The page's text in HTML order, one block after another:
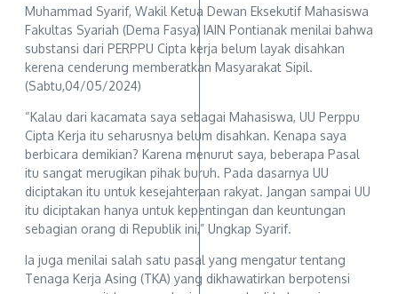
Muhammad Syarif, Wakil Ketua Dewan Eksekutif Mahasiswa
Fakultas Syariah (Dema Fasya) IAIN Pontianak menilai bahwa
substansi dari PERPPU Cipta kerja belum layak disahkan
kerena cenderung memberatkan Masyarakat Sipil.
(Sabtu,04/05/2024)
“Kalau dari kacamata saya sebagai Mahasiswa, UU Perppu
Cipta Kerja itu seharusnya belum disahkan. Kenapa saya
berbicara demikian? Karena menurut saya, beberapa Pasal
itu sangat merugikan pihak buruh. Pada dasarnya UU
diciptakan itu untuk kesejahteraan rakyat. Jangan sampai UU
itu diciptakan hanya untuk kepentingan dan keuntungan
sebagian orang di Republik ini,” Ungkap Syarif.
Ia juga menilai salah satu pasal yang mengatur tentang
Tenaga Kerja Asing (TKA) yang dikhawatirkan berpotensi